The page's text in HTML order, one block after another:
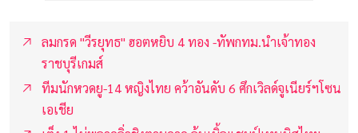
ลมกรด "วีรยุทธ" ฮอตหยิบ 4 ทอง -ทัพกทม.นำเจ้าทอง
ราชบุรีเกมส์
ทีมนักหวดยู-14 หญิงไทย คว้าอันดับ 6 ศึกเวิลด์จูเนียร์ฯโซน
เอเชีย